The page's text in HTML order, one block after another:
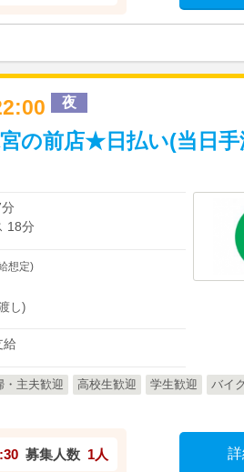
夜
の前店★日払い(当日手
18分
想定)
し)
給
・主夫歓迎 高校生歓迎 学生歓迎
バイ
募集人数 1人